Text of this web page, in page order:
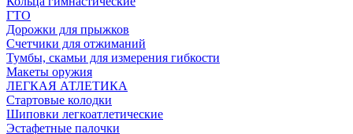
ГТО
Дорожки для прыжков
Счетчики для отжиманий
Тумбы, скамьи для измерения гибкости
Макеты оружия
ЛЕГКАЯ АТЛЕТИКА
Стартовые колодки
Шиповки легкоатлетические
Эстафетные палочки